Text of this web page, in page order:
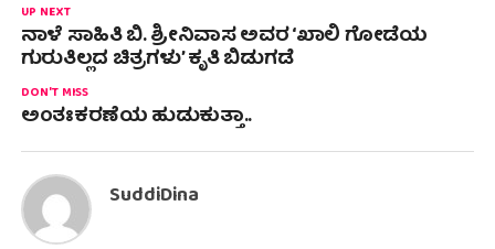
UP NEXT
ನಾಳೆ ಸಾಹಿತಿ ಬಿ. ಶ್ರೀನಿವಾಸ ಅವರ ‘ಖಾಲಿ ಗೋಡೆಯ
ಗುರುತಿಲ್ಲದ ಚಿತ್ರಗಳು’ ಕೃತಿ ಬಿಡುಗಡೆ
DON'T MISS
ಅಂತಃಕರಣೆಯ ಹುಡುಕುತ್ತಾ..
SuddiDina